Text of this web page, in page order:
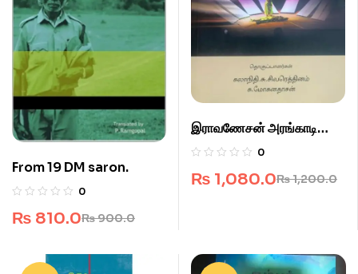
From 19 DM saron.
0
₨900.0
₨ 810.0
இராவணேசன் அரங்காடியோர்
அனுபவங்கள்.
0
₨1,200.0
₨ 1,080.0